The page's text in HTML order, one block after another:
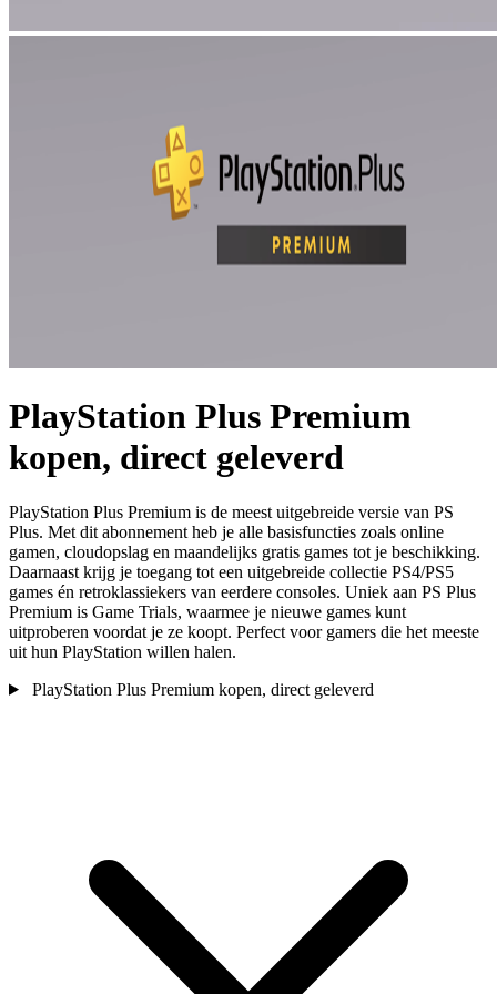
PlayStation Plus Premium
kopen, direct geleverd
PlayStation Plus Premium is de meest uitgebreide versie van PS
Plus. Met dit abonnement heb je alle basisfuncties zoals online
gamen, cloudopslag en maandelijks gratis games tot je beschikking.
Daarnaast krijg je toegang tot een uitgebreide collectie PS4/PS5
games én retroklassiekers van eerdere consoles. Uniek aan PS Plus
Premium is Game Trials, waarmee je nieuwe games kunt
uitproberen voordat je ze koopt. Perfect voor gamers die het meeste
uit hun PlayStation willen halen.
PlayStation Plus Premium kopen, direct geleverd